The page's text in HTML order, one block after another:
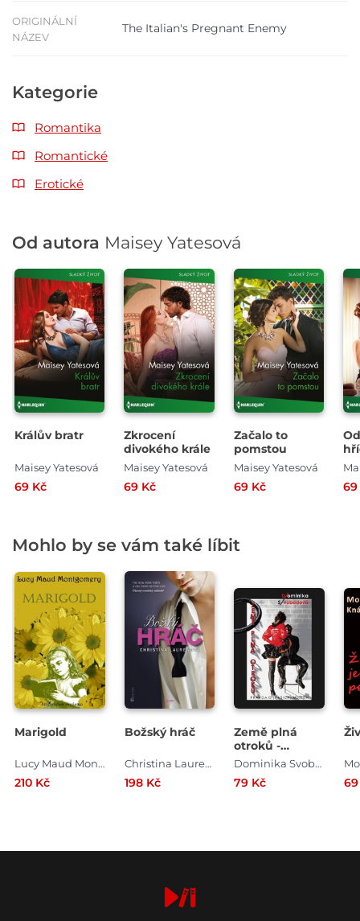
ORIGINÁLNÍ
NÁZEV
The Italian's Pregnant Enemy
Kategorie
Romantika
Romantické
Erotické
Od autora Maisey Yatesová
Králův bratr
Maisey Yatesová
69 Kč
Zkrocení
divokého krále
Maisey Yatesová
69 Kč
Začalo to
pomstou
Maisey Yatesová
69 Kč 69
Mohlo by se vám také líbit
Marigold
Lucy Maud Montgomery
210 Kč
Božský hráč
Christina Laurenová
198 Kč
Země plná
otroků -
Pravda o
mužích
Dominika Svobodová
79 Kč